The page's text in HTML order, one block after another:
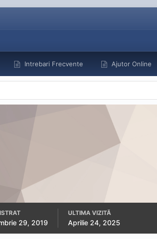
Intrebari Frecvente Ajutor Online
29, 2019
ULTIMA VIZITĂ
Aprilie 24, 2025